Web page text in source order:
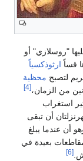
"روسلازي" أو
قساً ارثوذكسياً
لتصبح محظية
من الزمان،[4]
استغراب
أن تبقى
أن عندما يبلغ
بعيدة في
[6]